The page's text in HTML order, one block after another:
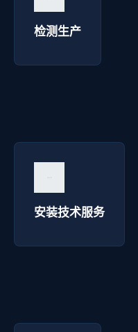
检测生产
询价咨询 →
安装技术服务
询价咨询 →